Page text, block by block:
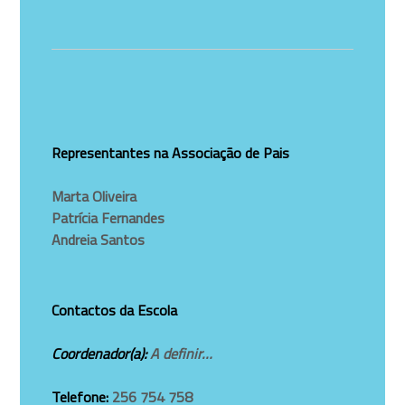
Representantes na Associação de Pais
Marta Oliveira
Patrícia Fernandes
Andreia Santos
Contactos da Escola
Coordenador(a):A definir…
Telefone: 256 754 758